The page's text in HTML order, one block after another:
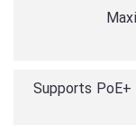
Supports